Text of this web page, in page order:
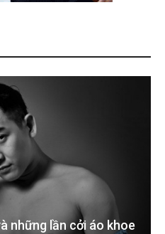
những lần cởi áo khoe